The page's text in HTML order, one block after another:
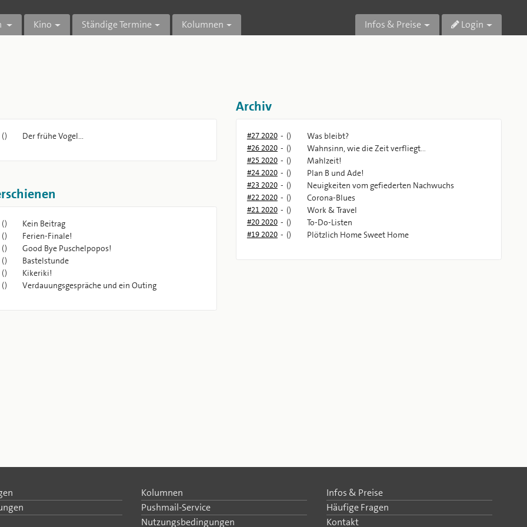
Kino Ständige Termine Kolumnen Infos & Preise Login
() Der frühe Vogel...
() Kein Beitrag
() Ferien-Finale!
() Good Bye Puschelpopos!
() Bastelstunde
() Kikeriki!
() Verdauungsgespräche und ein Outing
Archiv
#27 2020 - () Was bleibt?
#26 2020 - () Wahnsinn, wie die Zeit verfliegt…
#25 2020 - () Mahlzeit!
#24 2020 - () Plan B und Ade!
#23 2020 - () Neuigkeiten vom gefiederten Nachwuchs
#22 2020 - () Corona-Blues
#21 2020 - () Work & Travel
#20 2020 - () To-Do-Listen
#19 2020 - () Plötzlich Home Sweet Home
Kolumnen
Pushmail-Service
Nutzungsbedingungen
Infos & Preise
Häufige Fragen
Kontakt